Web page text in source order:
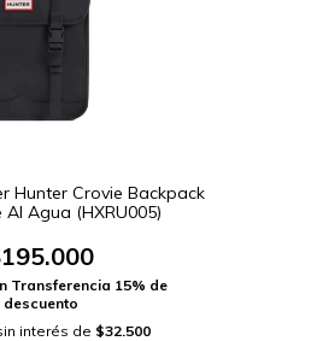
Hunter Crovie Backpack
Al Agua (HXRU005)
Transferencia 15% de
descuento
interés de $32.500